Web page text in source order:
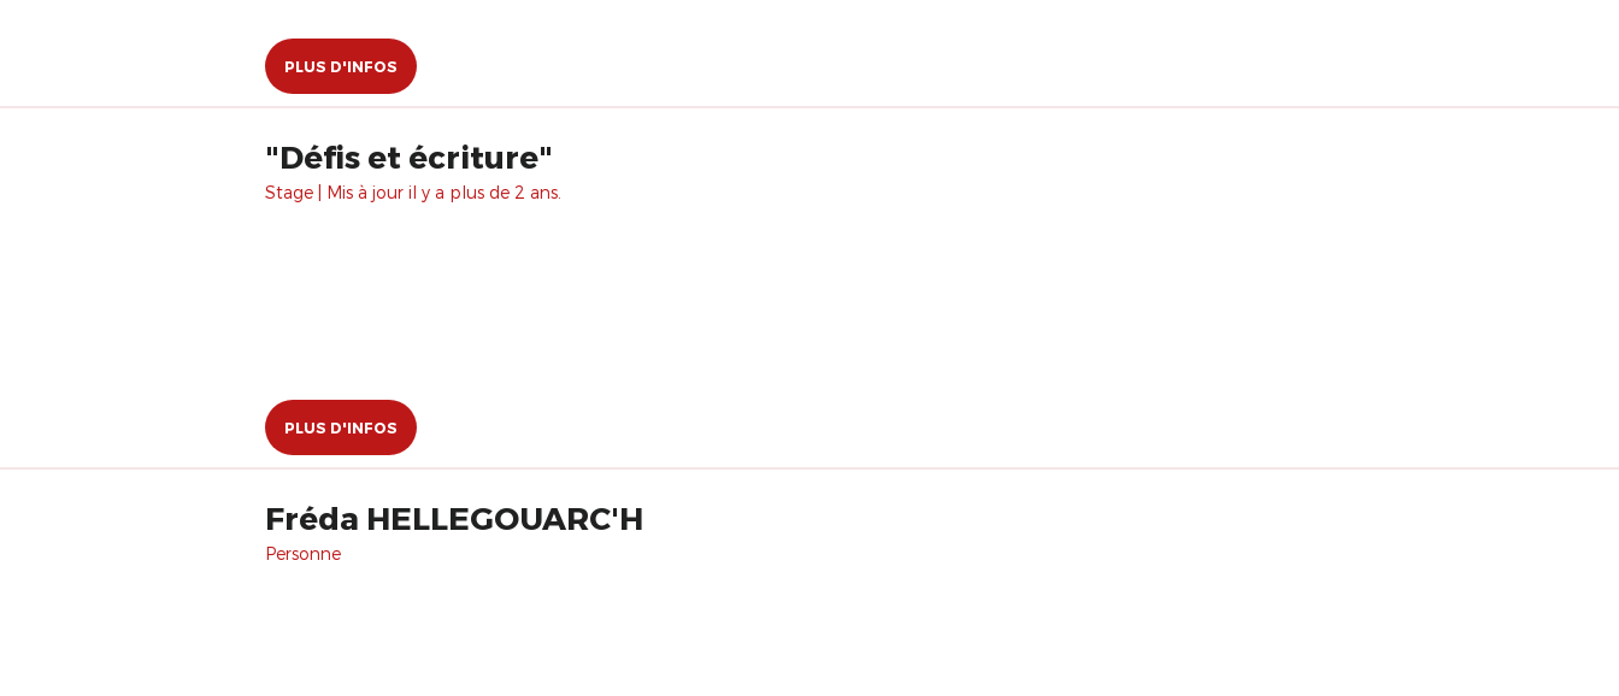
PLUS D'INFOS
"Défis et écriture"
Stage | Mis à jour il y a plus de 2 ans.
PLUS D'INFOS
Fréda HELLEGOUARC'H
Personne